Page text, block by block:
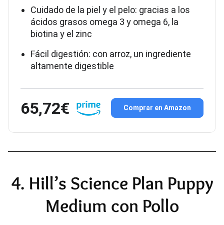
Cuidado de la piel y el pelo: gracias a los
ácidos grasos omega 3 y omega 6, la
biotina y el zinc
Fácil digestión: con arroz, un ingrediente
altamente digestible
65,72€ Comprar en Amazon
4. Hill’s Science Plan Puppy
Medium con Pollo